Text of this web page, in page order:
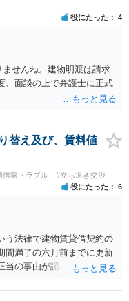
役にたった 4
せんね。建物明渡は請求
、面談の上で弁護士に正式
替え及び、賃料値
借家トラブル #立ち退き交渉
役にたった 6
法律で建物賃貸借契約の
満了の六月前までに更新
の事由が認められる必要
従前の経過，建物の利用